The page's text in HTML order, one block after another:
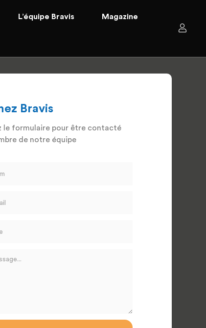
L’équipe Bravis Magazine
Bravis
le formulaire pour être contacté
de notre équipe